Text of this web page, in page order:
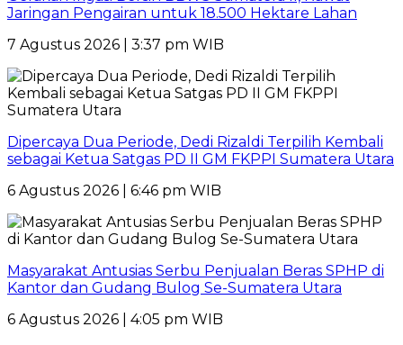
Jaringan Pengairan untuk 18.500 Hektare Lahan
7 Agustus 2026 | 3:37 pm WIB
Dipercaya Dua Periode, Dedi Rizaldi Terpilih Kembali
sebagai Ketua Satgas PD II GM FKPPI Sumatera Utara
6 Agustus 2026 | 6:46 pm WIB
Masyarakat Antusias Serbu Penjualan Beras SPHP di
Kantor dan Gudang Bulog Se-Sumatera Utara
6 Agustus 2026 | 4:05 pm WIB